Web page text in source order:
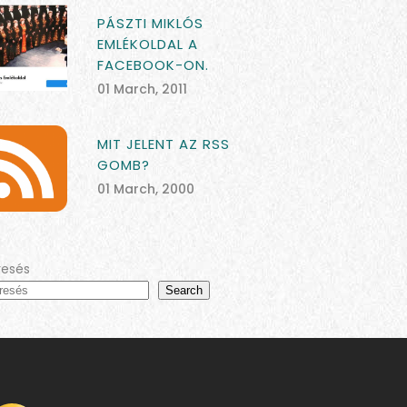
PÁSZTI MIKLÓS
EMLÉKOLDAL A
FACEBOOK-ON.
01 March, 2011
MIT JELENT AZ RSS
GOMB?
01 March, 2000
Search